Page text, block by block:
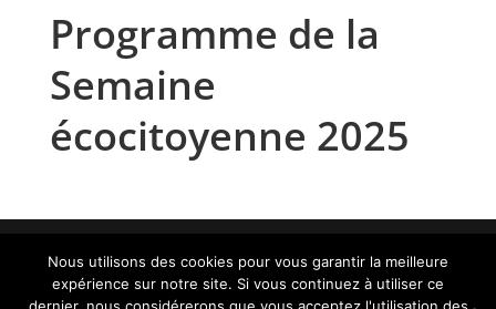
Programme de la
Semaine
écocitoyenne 2025
Contact :administration@aurillac.fr|Mentions
Nous utilisons des cookies pour vous garantir la meilleure
expérience sur notre site. Si vous continuez à utiliser ce